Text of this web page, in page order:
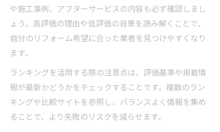
や施工事例、アフターサービスの内容も必ず確認しまし
ょう。高評価の理由や低評価の背景を読み解くことで、
自分のリフォーム希望に合った業者を見つけやすくなり
ます。
ランキングを活用する際の注意点は、評価基準や掲載情
報が最新かどうかをチェックすることです。複数のラン
キングや比較サイトを参照し、バランスよく情報を集め
ることで、より失敗のリスクを減らせます。